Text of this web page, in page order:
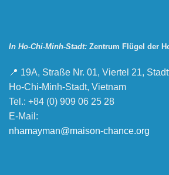
In Ho-Chi-Minh-Stadt: Zentrum Flügel der
📍 19A, Straße Nr. 01, Viertel 21,
Ho-Chi-Minh-Stadt, Vietnam
Tel.: +84 (0) 909 06 25 28
E-Mail:
nhamayman@maison-chance.org